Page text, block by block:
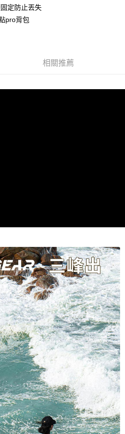
上)免運費
定防止丟失
pro背包
相關推薦